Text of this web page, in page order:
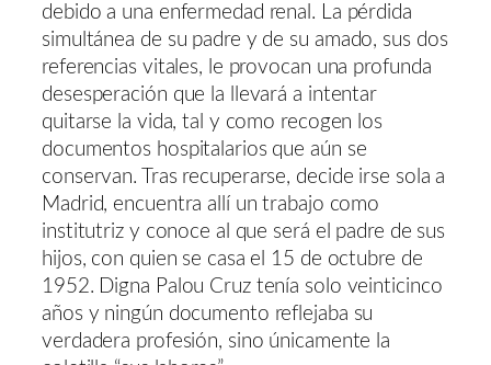
debido a una enfermedad renal. La pérdida
simultánea de su padre y de su amado, sus dos
referencias vitales, le provocan una profunda
desesperación que la llevará a intentar
quitarse la vida, tal y como recogen los
documentos hospitalarios que aún se
conservan. Tras recuperarse, decide irse sola a
Madrid, encuentra allí un trabajo como
institutriz y conoce al que será el padre de sus
hijos, con quien se casa el 15 de octubre de
1952. Digna Palou Cruz tenía solo veinticinco
años y ningún documento reflejaba su
verdadera profesión, sino únicamente la